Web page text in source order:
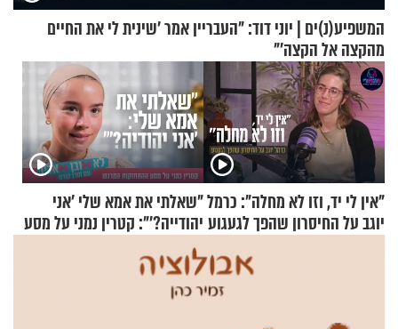
המשפיע(נ)ים | יוני דוד: "העבריין אמר 'שינית לי את החיים
מהקצה אל הקצה'"
"אין לי יד, וזו לא מחלה": כרמל
יוגב על החיסרון שהפך לגעגוע
"שאלתי את אמא שלי 'אני
יהודייה?'": קטרין נמני על מסע
ההתחזקות המרגש